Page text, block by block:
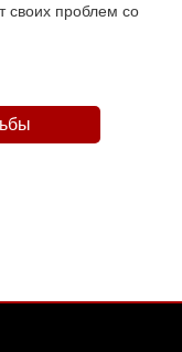
своих проблем со